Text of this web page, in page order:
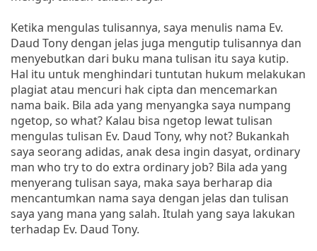
Ketika mengulas tulisannya, saya menulis nama Ev.
Daud Tony dengan jelas juga mengutip tulisannya dan
menyebutkan dari buku mana tulisan itu saya kutip.
Hal itu untuk menghindari tuntutan hukum melakukan
plagiat atau mencuri hak cipta dan mencemarkan
nama baik. Bila ada yang menyangka saya numpang
ngetop, so what? Kalau bisa ngetop lewat tulisan
mengulas tulisan Ev. Daud Tony, why not? Bukankah
saya seorang adidas, anak desa ingin dasyat, ordinary
man who try to do extra ordinary job? Bila ada yang
menyerang tulisan saya, maka saya berharap dia
mencantumkan nama saya dengan jelas dan tulisan
saya yang mana yang salah. Itulah yang saya lakukan
terhadap Ev. Daud Tony.